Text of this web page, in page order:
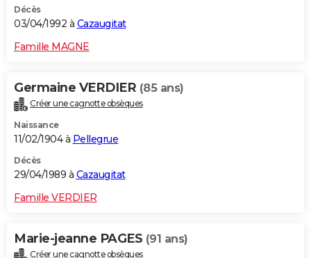
Décès
03/04/1992 à Cazaugitat
Famille MAGNE
Germaine VERDIER (85 ans)
Créer une cagnotte obsèques
Naissance
11/02/1904 à Pellegrue
Décès
29/04/1989 à Cazaugitat
Famille VERDIER
Marie-jeanne PAGES (91 ans)
Créer une cagnotte obsèques